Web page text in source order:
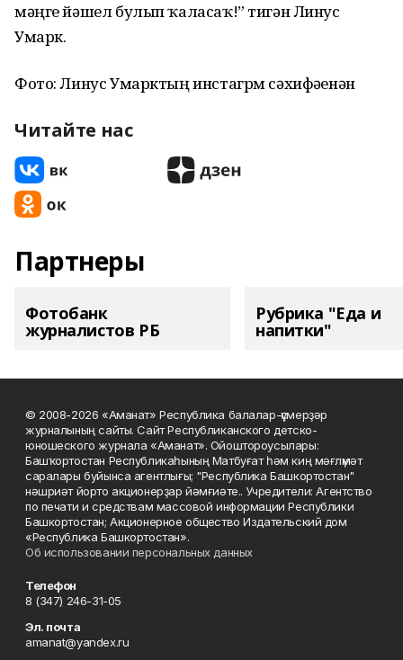
мәңге йәшел булып ҡаласаҡ!” тигән Линус
Умарк.
Фото: Линус Умарктың инстагрм сәхифәһенән
Читайте нас
Партнеры
Фотобанк
журналистов РБ
Рубрика "Еда и
напитки"
© 2008-2026 «Аманат» Республика балалар-үҫмерҙәр
журналының сайты. Сайт Республиканского детско-
юношеского журнала «Аманат». Ойоштороусылары:
Башҡортостан Республикаһының Матбуғат һәм киң мәғлүмәт
саралары буйынса агентлығы; "Республика Башкортостан"
нәшриәт йорто акционерҙар йәмғиәте.. Учредители: Агентство
по печати и средствам массовой информации Республики
Башкортостан; Акционерное общество Издательский дом
«Республика Башкортостан».
Об использовании персональных данных
Телефон
8 (347) 246-31-05
Эл. почта
amanat@yandex.ru